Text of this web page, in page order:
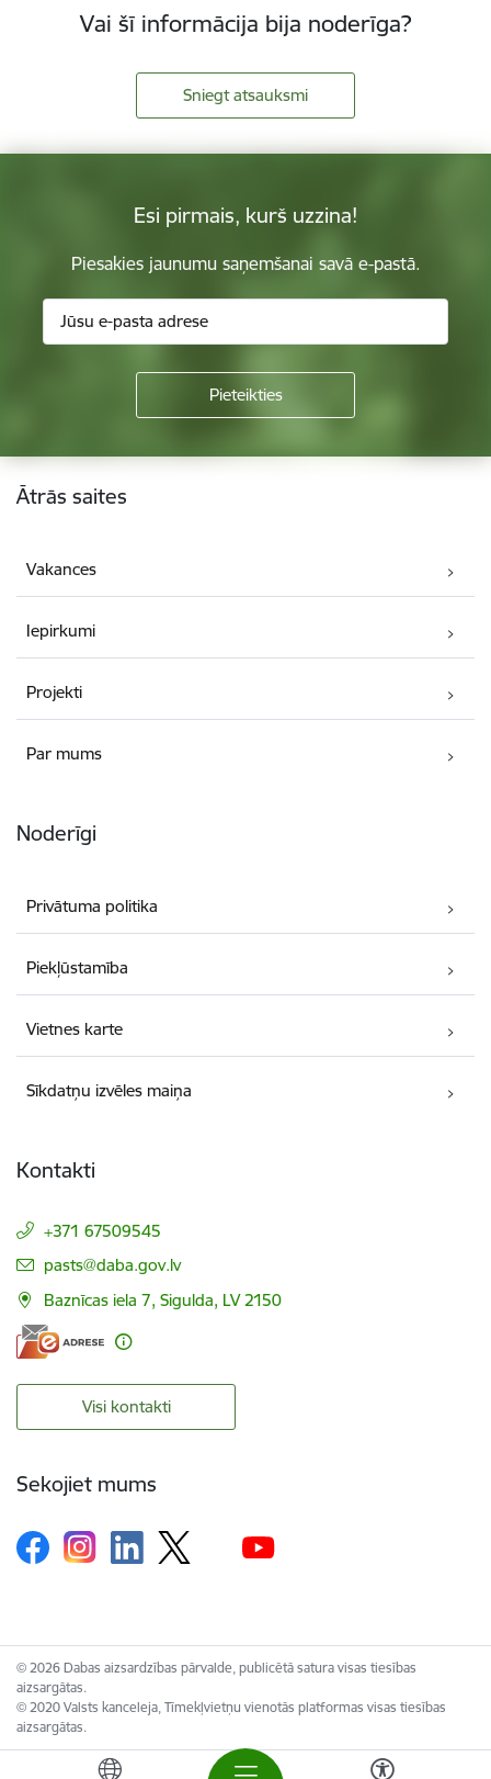
Vai šī informācija bija noderīga?
Sniegt atsauksmi
Esi pirmais, kurš uzzina!
Piesakies jaunumu saņemšanai savā e-pastā.
Kājene
Ātrās saites
Vakances
Iepirkumi
Projekti
Par mums
Noderīgi
Privātuma politika
Piekļūstamība
Vietnes karte
Sīkdatņu izvēles maiņa
Kontakti
+371 67509545
E-pasts:
pasts@daba.gov.lv
Baznīcas iela 7, Sigulda, LV 2150
Visi kontakti
Sekojiet mums
© 2026 Dabas aizsardzības pārvalde, publicētā satura visas tiesības
aizsargātas.
© 2020 Valsts kanceleja, Tīmekļvietņu vienotās platformas visas tiesības
aizsargātas.